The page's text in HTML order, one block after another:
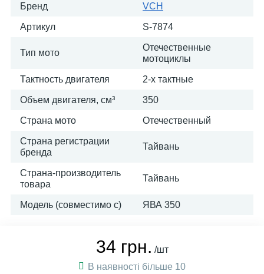
Бренд VCH
Артикул S-7874
Тип мото
Отечественные
мотоциклы
Тактность двигателя 2-х тактные
Объем двигателя, см³ 350
Страна мото Отечественный
Страна регистрации
бренда
Тайвань
Страна-производитель
товара
Тайвань
Модель (совместимо с) ЯВА 350
34 грн. /шт
В наявності більше 10